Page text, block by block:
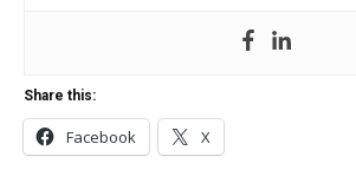
Share this:
Facebook X